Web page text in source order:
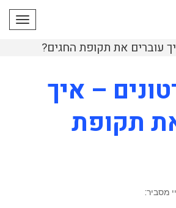
עוברים את תקופת החגים?
– איך
תקופת
מסביר: